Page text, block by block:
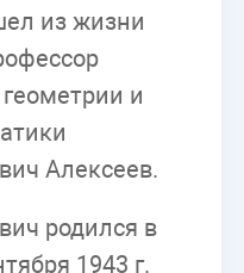
из жизни
и
Алексеев.
родился в
1943 г.